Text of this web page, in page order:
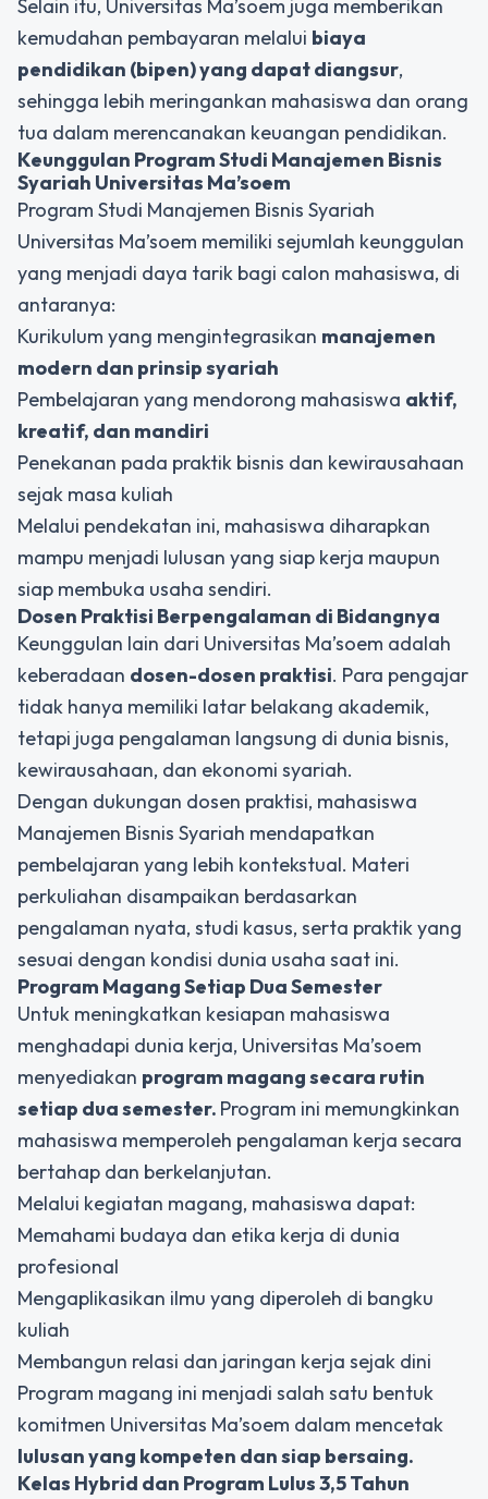
Selain itu, Universitas Ma’soem juga memberikan
kemudahan pembayaran melalui biaya
pendidikan (bipen) yang dapat diangsur,
sehingga lebih meringankan mahasiswa dan orang
tua dalam merencanakan keuangan pendidikan.
Keunggulan Program Studi Manajemen Bisnis
Syariah Universitas Ma’soem
Program Studi Manajemen Bisnis Syariah
Universitas Ma’soem memiliki sejumlah keunggulan
yang menjadi daya tarik bagi calon mahasiswa, di
antaranya:
Kurikulum yang mengintegrasikan manajemen
modern dan prinsip syariah
Pembelajaran yang mendorong mahasiswa aktif,
kreatif, dan mandiri
Penekanan pada praktik bisnis dan kewirausahaan
sejak masa kuliah
Melalui pendekatan ini, mahasiswa diharapkan
mampu menjadi lulusan yang siap kerja maupun
siap membuka usaha sendiri.
Dosen Praktisi Berpengalaman di Bidangnya
Keunggulan lain dari Universitas Ma’soem adalah
keberadaan dosen-dosen praktisi. Para pengajar
tidak hanya memiliki latar belakang akademik,
tetapi juga pengalaman langsung di dunia bisnis,
kewirausahaan, dan ekonomi syariah.
Dengan dukungan dosen praktisi, mahasiswa
Manajemen Bisnis Syariah mendapatkan
pembelajaran yang lebih kontekstual. Materi
perkuliahan disampaikan berdasarkan
pengalaman nyata, studi kasus, serta praktik yang
sesuai dengan kondisi dunia usaha saat ini.
Program Magang Setiap Dua Semester
Untuk meningkatkan kesiapan mahasiswa
menghadapi dunia kerja, Universitas Ma’soem
menyediakan program magang secara rutin
setiap dua semester. Program ini memungkinkan
mahasiswa memperoleh pengalaman kerja secara
bertahap dan berkelanjutan.
Melalui kegiatan magang, mahasiswa dapat:
Memahami budaya dan etika kerja di dunia
profesional
Mengaplikasikan ilmu yang diperoleh di bangku
kuliah
Membangun relasi dan jaringan kerja sejak dini
Program magang ini menjadi salah satu bentuk
komitmen Universitas Ma’soem dalam mencetak
lulusan yang kompeten dan siap bersaing.
Kelas Hybrid dan Program Lulus 3,5 Tahun